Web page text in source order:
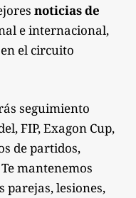
noticias de
e internacional,
el circuito
seguimiento
FIP, Exagon Cup,
de partidos,
mantenemos
parejas, lesiones,